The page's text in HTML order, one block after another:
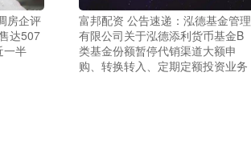
房企评
达507
一半
富邦配资 公告速递：泓德基金管理
有限公司关于泓德添利货币基金B
类基金份额暂停代销渠道大额申
购、转换转入、定期定额投资业务